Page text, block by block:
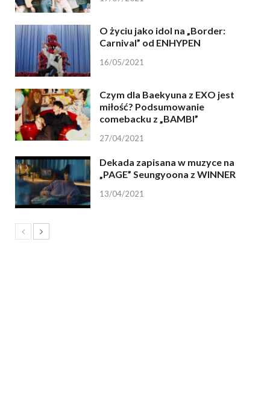
O życiu jako idol na „Border:
Carnival” od ENHYPEN
16/05/2021
Czym dla Baekyuna z EXO jest
miłość? Podsumowanie
comebacku z „BAMBI”
27/04/2021
Dekada zapisana w muzyce na
„PAGE” Seungyoona z WINNER
13/04/2021